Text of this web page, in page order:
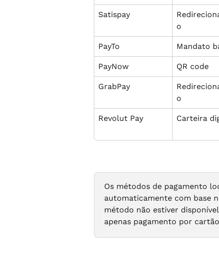
Satispay
o
PayTo Mandato
PayNow QR code
GrabPay
o
Revolut Pay Carteira
Os métodos de pagamento
automaticamente com base
método não estiver
apenas pagamento por